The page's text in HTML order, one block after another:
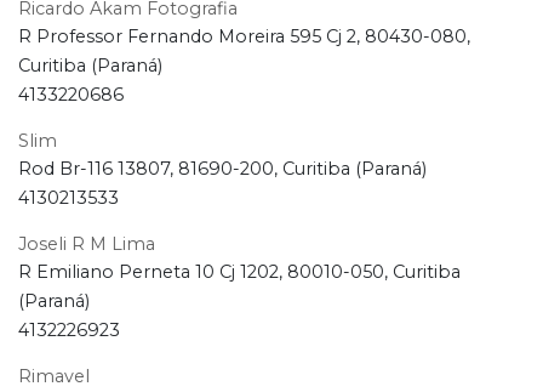
Ricardo Akam Fotografia
R Professor Fernando Moreira 595 Cj 2, 80430-080,
Curitiba (Paraná)
4133220686
Slim
Rod Br-116 13807, 81690-200, Curitiba (Paraná)
4130213533
Joseli R M Lima
R Emiliano Perneta 10 Cj 1202, 80010-050, Curitiba
(Paraná)
4132226923
Rimavel